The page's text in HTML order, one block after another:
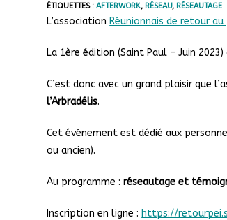
ÉTIQUETTES :AFTERWORK, RÉSEAU, RÉSEAUTAGE
L’association Réunionnais de retour au
La 1ère édition (Saint Paul – Juin
C’est donc avec un grand plaisir que
l’Arbradélis.
Cet événement est dédié aux
ou ancien).
Au programme : réseautage et
Inscription en ligne : https://